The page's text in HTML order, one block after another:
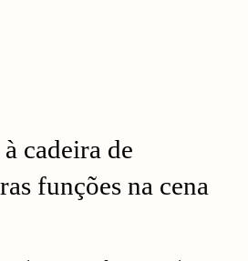
cadeira de
funções na cena